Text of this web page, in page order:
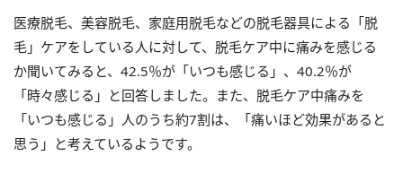
医療脱毛、美容脱毛、家庭用脱毛などの脱毛器具による「脱
毛」ケアをしている人に対して、脱毛ケア中に痛みを感じる
か聞いてみると、42.5％が「いつも感じる」、40.2％が
「時々感じる」と回答しました。また、脱毛ケア中痛みを
「いつも感じる」人のうち約7割は、「痛いほど効果があると
思う」と考えているようです。